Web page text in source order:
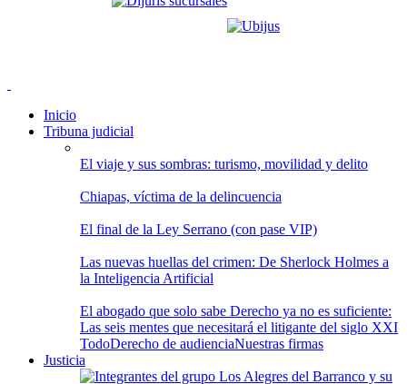
Inicio
Tribuna judicial
El viaje y sus sombras: turismo, movilidad y delito
Chiapas, víctima de la delincuencia
El final de la Ley Serrano (con pase VIP)
Las nuevas huellas del crimen: De Sherlock Holmes a
la Inteligencia Artificial
El abogado que solo sabe Derecho ya no es suficiente:
Las seis mentes que necesitará el litigante del siglo XXI
TodoDerecho de audienciaNuestras firmas
Justicia